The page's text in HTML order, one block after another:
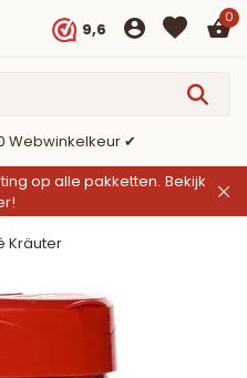
9,6
0
✔
op alle pakketten. Bekijk
Kräuter